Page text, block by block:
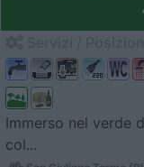
Immerso nel verde
col...